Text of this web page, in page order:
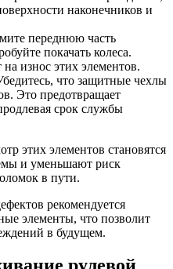
наконечников и
переднюю часть
покачать колеса.
износ этих элементов.
что защитные чехлы
Это предотвращает
срок службы
этих элементов становятся
и уменьшают риск
в пути.
рекомендуется
элементы, что позволит
в будущем.